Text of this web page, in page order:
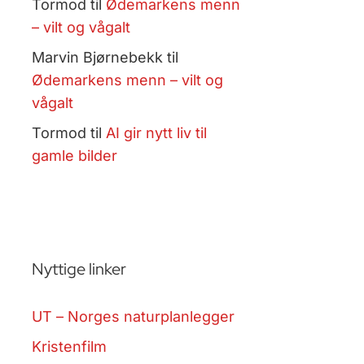
Tormod til Ødemarkens menn
– vilt og vågalt
Marvin Bjørnebekk til
Ødemarkens menn – vilt og
vågalt
Tormod til AI gir nytt liv til
gamle bilder
Nyttige linker
UT – Norges naturplanlegger
Kristenfilm